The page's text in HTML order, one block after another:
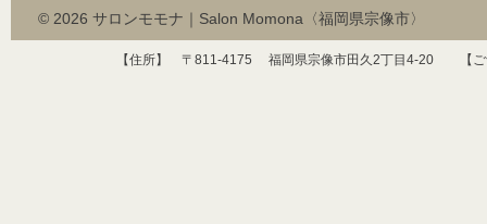
© 2026 サロンモモナ｜Salon Momona〈福岡県宗像市〉
【住所】 〒 811-4175 福岡県宗像市田久2丁目 4-20 【ご